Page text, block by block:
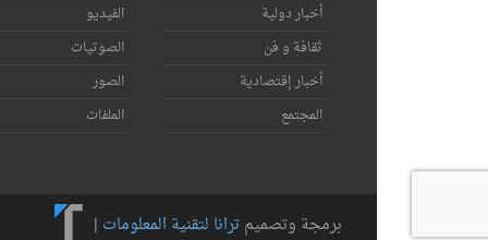
أخبار دولية
ثقافة و فن
أخبار إقتصادية
المجتمع
الفيديو
الصوتيات
الصور
الملفات
برمجة وتصميمترانا لتقنية المعلومات |